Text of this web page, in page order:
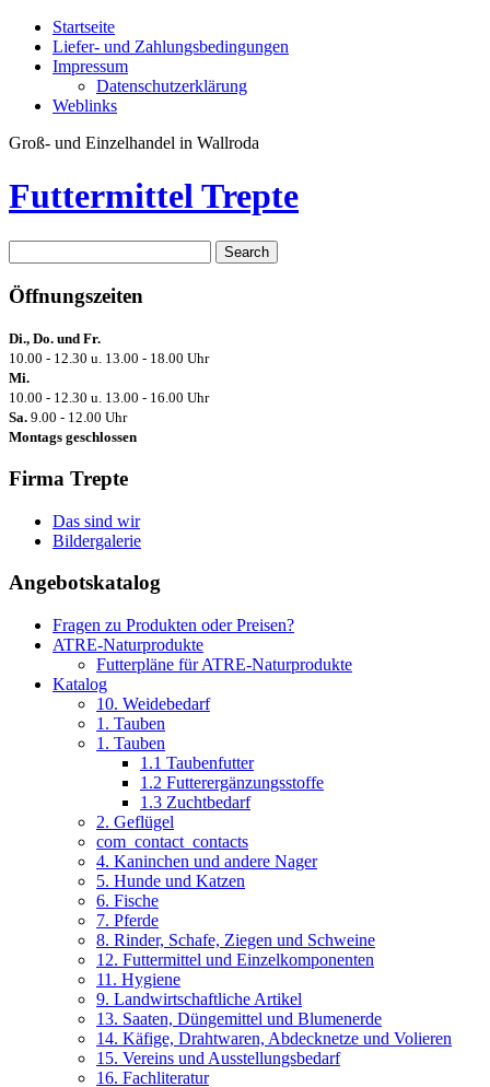
Startseite
Liefer- und Zahlungsbedingungen
Impressum
Datenschutzerklärung
Weblinks
Groß- und Einzelhandel in Wallroda
Futtermittel Trepte
Öffnungszeiten
Di., Do. und Fr.
10.00 - 12.30 u. 13.00 - 18.00 Uhr
Mi.
10.00 - 12.30 u. 13.00 - 16.00 Uhr
Sa. 9.00 - 12.00 Uhr
Montags geschlossen
Firma Trepte
Das sind wir
Bildergalerie
Angebotskatalog
Fragen zu Produkten oder Preisen?
ATRE-Naturprodukte
Futterpläne für ATRE-Naturprodukte
Katalog
10. Weidebedarf
1. Tauben
1. Tauben
1.1 Taubenfutter
1.2 Futterergänzungsstoffe
1.3 Zuchtbedarf
2. Geflügel
com_contact_contacts
4. Kaninchen und andere Nager
5. Hunde und Katzen
6. Fische
7. Pferde
8. Rinder, Schafe, Ziegen und Schweine
12. Futtermittel und Einzelkomponenten
11. Hygiene
9. Landwirtschaftliche Artikel
13. Saaten, Düngemittel und Blumenerde
14. Käfige, Drahtwaren, Abdecknetze und Volieren
15. Vereins und Ausstellungsbedarf
16. Fachliteratur